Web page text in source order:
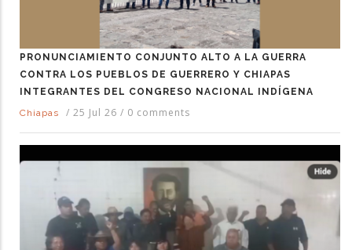
PRONUNCIAMIENTO CONJUNTO ALTO A LA GUERRA
CONTRA LOS PUEBLOS DE GUERRERO Y CHIAPAS
INTEGRANTES DEL CONGRESO NACIONAL INDÍGENA
Chiapas
/ 25 Jul 26 / 0 comments